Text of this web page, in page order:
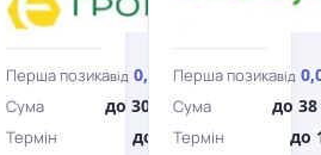
/день
Перша позикавід 0,95%/день
Сума до 30 000 грн
Термін до 360 дн.
Перша позикавід
Сума до 38
Термін до